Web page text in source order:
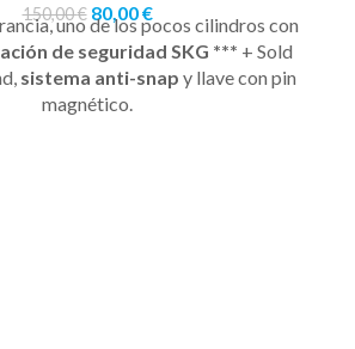
150,00€ 80,00€
uno de los pocos cilindros con
de seguridad SKG *** + Sold
sistema anti-snap y llave con pin
magnético.